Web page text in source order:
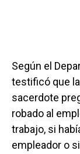
Según el
testificó que
sacerdote
robado al
trabajo, si
empleador o